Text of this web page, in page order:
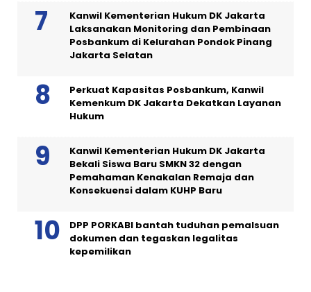
Kanwil Kementerian Hukum DK Jakarta
Laksanakan Monitoring dan Pembinaan
Posbankum di Kelurahan Pondok Pinang
Jakarta Selatan
Perkuat Kapasitas Posbankum, Kanwil
Kemenkum DK Jakarta Dekatkan Layanan
Hukum
Kanwil Kementerian Hukum DK Jakarta
Bekali Siswa Baru SMKN 32 dengan
Pemahaman Kenakalan Remaja dan
Konsekuensi dalam KUHP Baru
DPP PORKABI bantah tuduhan pemalsuan
dokumen dan tegaskan legalitas
kepemilikan